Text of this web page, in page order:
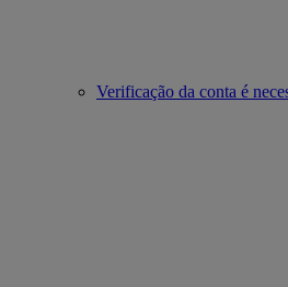
Verificação da conta é